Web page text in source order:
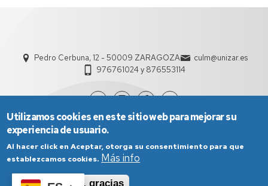
Pedro Cerbuna, 12 - 50009 ZARAGOZA
culm@unizar.es
976761024 y 876553114
Utilizamos cookies en este sitio web para mejorar su
experiencia de usuario.
Al hacer click en Aceptar, otorga su consentimiento para que
establezcamos cookies. Más info
No, gracias